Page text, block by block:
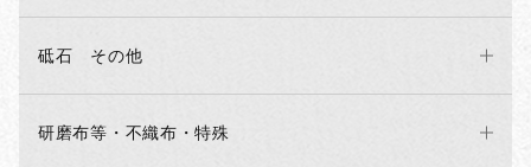
砥石 その他
研磨布等・不織布・特殊